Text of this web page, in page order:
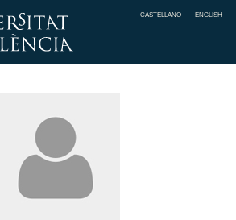
CASTELLANO ENGLISH